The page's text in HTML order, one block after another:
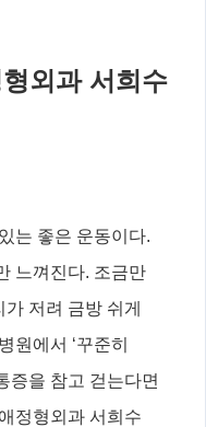
외과 서희수
는 좋은 운동이다.
느껴진다. 조금만
저려 금방 쉬게
원에서 ‘꾸준히
증을 참고 걷는다면
정형외과 서희수